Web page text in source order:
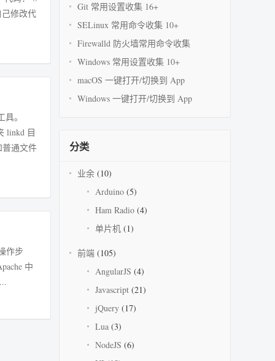
修改代
。
linkd 目
通文件
作步
中
Git 常用设置收集 16+
SELinux 常用命令收集 10+
Firewalld 防火墙常用命令收集
Windows 常用设置收集 10+
macOS 一键打开/切换到 App
Windows 一键打开/切换到 App
分类
业余 (10)
Arduino (5)
Ham Radio (4)
单片机 (1)
前端 (105)
AngularJS (4)
Javascript (21)
jQuery (17)
Lua (3)
NodeJS (6)